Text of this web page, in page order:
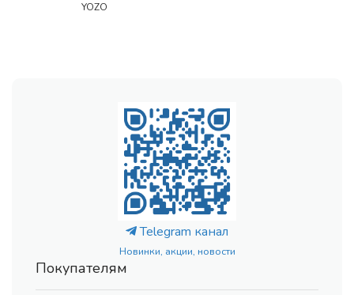
YOZO
Telegram канал
Новинки, акции, новости
Покупателям